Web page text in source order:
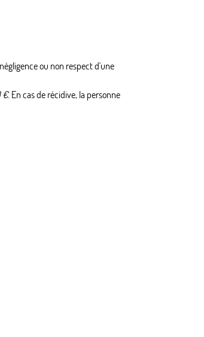
ou non respect d'une
€. En cas de récidive, la personne